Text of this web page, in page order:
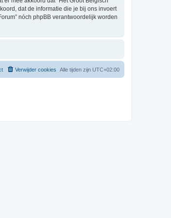
dat de informatie die je bij ons invoert
nóch phpBB verantwoordelijk worden
Alle tijden zijn UTC+02:00
Verwijder cookies